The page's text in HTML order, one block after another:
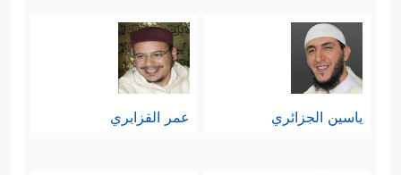
ياسين الجزائري عمر القزابري